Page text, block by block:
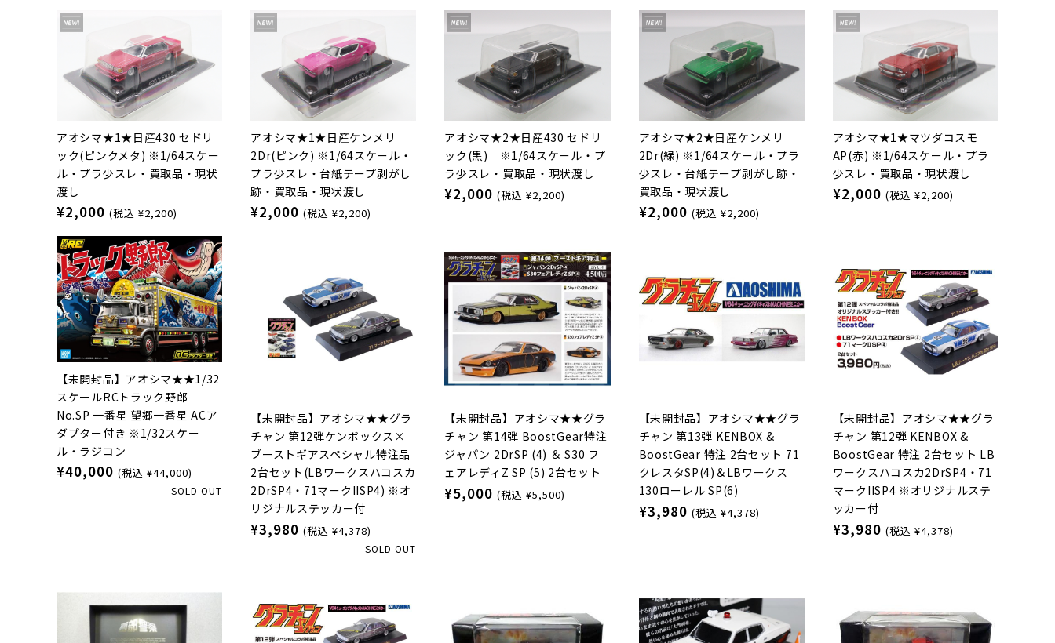
アオシマ★1★日産430 セドリ
ック(ピンクメタ) ※1/64スケー
ル・プラ少スレ・買取品・現状
渡し
¥2,000 (税込 ¥2,200)
アオシマ★1★日産ケンメリ
2Dr(ピンク) ※1/64スケール・
プラ少スレ・台紙テープ剥がし
跡・買取品・現状渡し
¥2,000 (税込 ¥2,200)
アオシマ★2★日産430 セドリ
ック(黒) ※1/64スケール・プ
ラ少スレ・買取品・現状渡し
¥2,000 (税込 ¥2,200)
アオシマ★2★日産ケンメリ
2Dr(緑) ※1/64スケール・プラ
少スレ・台紙テープ剥がし跡・
買取品・現状渡し
¥2,000 (税込 ¥2,200)
アオシマ★1★マツダコスモ
AP(赤) ※1/64スケール・プラ
少スレ・買取品・現状渡し
¥2,000 (税込 ¥2,200)
【未開封品】アオシマ★★1/32
スケールRCトラック野郎
No.SP 一番星 望郷一番星 ACア
ダプター付き ※1/32スケー
ル・ラジコン
¥40,000 (税込 ¥44,000)
SOLD OUT
【未開封品】アオシマ★★グラ
チャン 第12弾ケンボックス×
ブーストギアスペシャル特注品
2台セット(LBワークスハコスカ
2DrSP4・71マークIISP4) ※オ
リジナルステッカー付
¥3,980 (税込 ¥4,378)
SOLD OUT
【未開封品】アオシマ★★グラ
チャン 第14弾 BoostGear特注
ジャパン 2DrSP (4) ＆ S30 フ
ェアレディZ SP (5) 2台セット
¥5,000 (税込 ¥5,500)
【未開封品】アオシマ★★グラ
チャン 第13弾 KENBOX &
BoostGear 特注 2台セット 71
クレスタSP(4)＆LBワークス
130ローレル SP(6)
¥3,980 (税込 ¥4,378)
【未開封品】アオシマ★★グラ
チャン 第12弾 KENBOX &
BoostGear 特注 2台セット LB
ワークスハコスカ2DrSP4・71
マークIISP4 ※オリジナルステ
ッカー付
¥3,980 (税込 ¥4,378)